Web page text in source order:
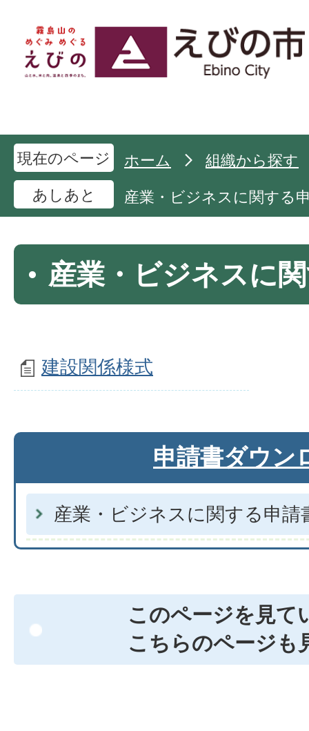
現在のページ ホーム
組織から探す
あしあと
産業・ビジネスに関する
産業・ビジネスに
建設関係様式
申請書ダウン
産業・ビジネスに関する申請
このページを見て
こちらのページも